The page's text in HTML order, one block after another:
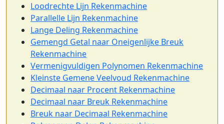
Loodrechte Lijn Rekenmachine
Parallelle Lijn Rekenmachine
Lange Deling Rekenmachine
Gemengd Getal naar Oneigenlijke Breuk
Rekenmachine
Vermenigvuldigen Polynomen Rekenmachine
Kleinste Gemene Veelvoud Rekenmachine
Decimaal naar Procent Rekenmachine
Decimaal naar Breuk Rekenmachine
Breuk naar Decimaal Rekenmachine